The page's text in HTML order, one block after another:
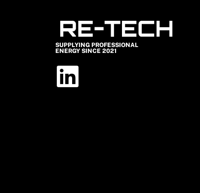
SUPPLYING PROFESSIONAL
ENERGY SINCE 2021